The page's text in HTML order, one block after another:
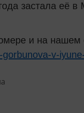
застала её в
и на нашем
v-